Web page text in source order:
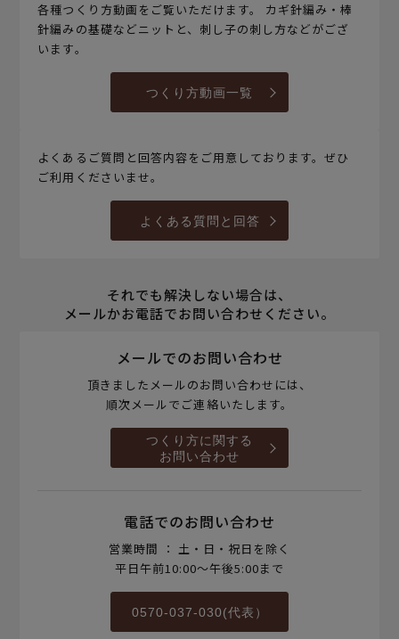
各種つくり方動画をご覧いただけます。 カギ針編み・棒
針編みの基礎などニットと、刺し子の刺し方などがござ
います。
つくり方動画一覧
よくあるご質問と回答内容をご用意しております。ぜひ
ご利用くださいませ。
よくある質問と回答
それでも解決しない場合は、
メールかお電話でお問い合わせください。
メールでのお問い合わせ
頂きましたメールのお問い合わせには、
順次メールでご連絡いたします。
つくり方に関する
お問い合わせ
電話でのお問い合わせ
営業時間 ： 土・日・祝日を除く
平日午前10:00～午後5:00まで
0570-037-030(代表）